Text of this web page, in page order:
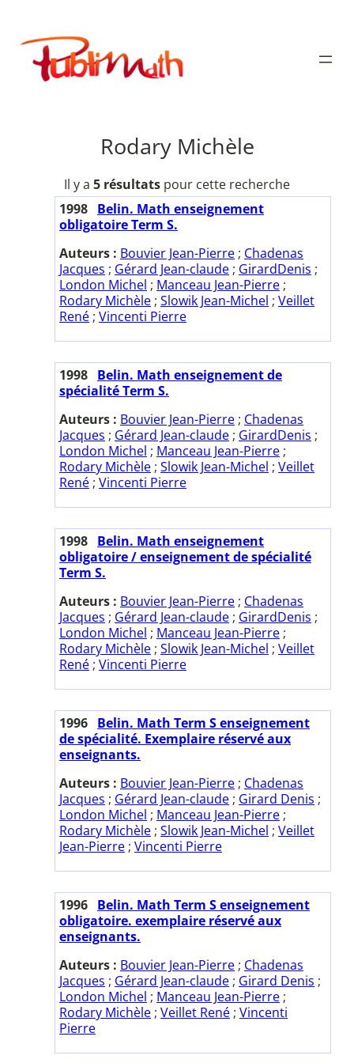
contenu
Publimath
Rodary Michèle
Il y a 5 résultats pour cette recherche
1998 Belin. Math enseignement
obligatoire Term S.
Auteurs : Bouvier Jean-Pierre ; Chadenas
Jacques ; Gérard Jean-claude ; GirardDenis ;
London Michel ; Manceau Jean-Pierre ;
Rodary Michèle ; Slowik Jean-Michel ; Veillet
René ; Vincenti Pierre
1998 Belin. Math enseignement de
spécialité Term S.
Auteurs : Bouvier Jean-Pierre ; Chadenas
Jacques ; Gérard Jean-claude ; GirardDenis ;
London Michel ; Manceau Jean-Pierre ;
Rodary Michèle ; Slowik Jean-Michel ; Veillet
René ; Vincenti Pierre
1998 Belin. Math enseignement
obligatoire / enseignement de spécialité
Term S.
Auteurs : Bouvier Jean-Pierre ; Chadenas
Jacques ; Gérard Jean-claude ; GirardDenis ;
London Michel ; Manceau Jean-Pierre ;
Rodary Michèle ; Slowik Jean-Michel ; Veillet
René ; Vincenti Pierre
1996 Belin. Math Term S enseignement
de spécialité. Exemplaire réservé aux
enseignants.
Auteurs : Bouvier Jean-Pierre ; Chadenas
Jacques ; Gérard Jean-claude ; Girard Denis ;
London Michel ; Manceau Jean-Pierre ;
Rodary Michèle ; Slowik Jean-Michel ; Veillet
Jean-Pierre ; Vincenti Pierre
1996 Belin. Math Term S enseignement
obligatoire. exemplaire réservé aux
enseignants.
Auteurs : Bouvier Jean-Pierre ; Chadenas
Jacques ; Gérard Jean-claude ; Girard Denis ;
London Michel ; Manceau Jean-Pierre ;
Rodary Michèle ; Veillet René ; Vincenti
Pierre